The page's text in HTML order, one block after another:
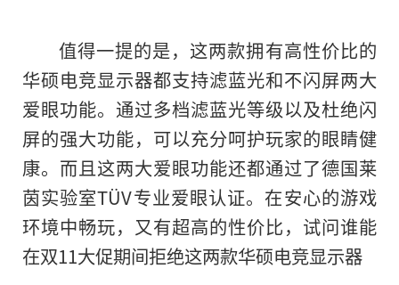
值得一提的是，这两款拥有高性价比的
华硕电竞显示器都支持滤蓝光和不闪屏两大
爱眼功能。通过多档滤蓝光等级以及杜绝闪
屏的强大功能，可以充分呵护玩家的眼睛健
康。而且这两大爱眼功能还都通过了德国莱
茵实验室TÜV专业爱眼认证。在安心的游戏
环境中畅玩，又有超高的性价比，试问谁能
在双11大促期间拒绝这两款华硕电竞显示器